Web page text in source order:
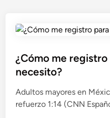
P
u
l
i
¿Cómo me
necesito?
Adultos mayores en
refuerzo 1:14 (CNN